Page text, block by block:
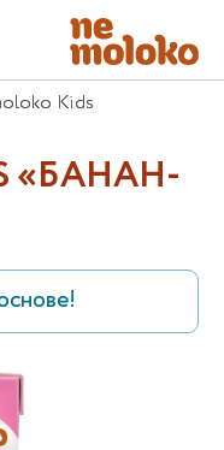
Kids
«БАНАН-